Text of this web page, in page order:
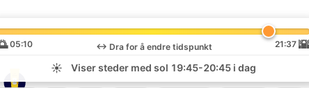
05:10 ↔️ Dra for å endre tidspunkt 21:37 🌇
☀️
Viser steder med sol 19:45-20:45i dag